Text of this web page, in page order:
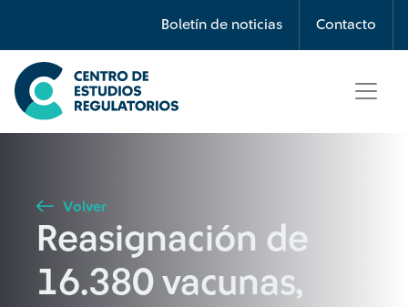
Boletín de noticias Contacto
Búsqueda
Seleccione país
Buscar
Volver
Reasignación de
16.380 vacunas,